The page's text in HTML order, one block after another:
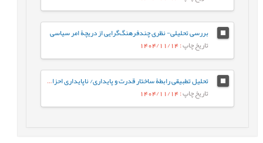
بررسی تحلیلی- نظری چندفرهنگ‌گرایی از دریچۀ امر سیاسی
تاریخ چاپ: 1404/11/14
تحلیل تطبیقی رابطۀ ساختار قدرت و پایداری/ ناپایداری احزاب سیاسی در ساختارهای اقتدارگرا، دموکراتیک و شبه¬اقتدارگرا
تاریخ چاپ: 1404/11/14